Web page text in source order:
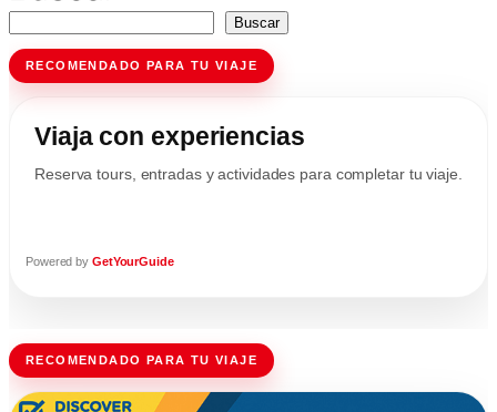
Buscar
RECOMENDADO PARA TU VIAJE
Viaja con experiencias
Reserva tours, entradas y actividades para completar tu viaje.
Powered by GetYourGuide
RECOMENDADO PARA TU VIAJE